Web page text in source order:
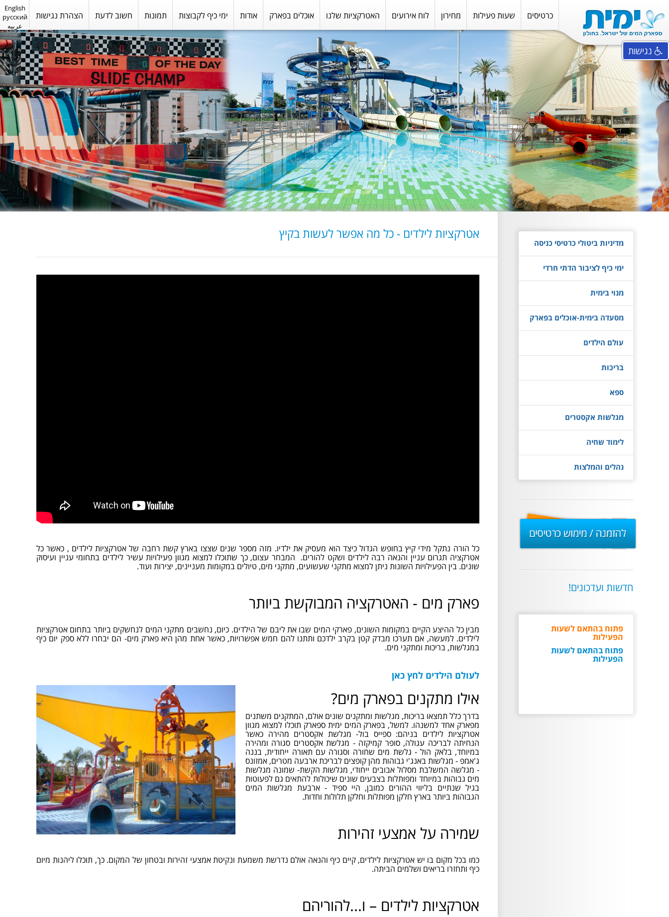
נגישות
English
русский
عربيه
כרטיסים שעות פעילות מחירון לוח אירועים האטרקציות שלנו אוכלים בפארק אודות ימי כיף לקבוצות תמונות חשוב לדעת הצהרת נגישות
מדיניות ביטולי כרטיסי כניסה
ימי כיף לציבור הדתי חרדי
מנוי בימית
מסעדה בימית-אוכלים בפארק
עולם הילדים
בריכות
ספא
מגלשות אקסטרים
לימוד שחיה
נהלים והמלצות
מימוש
חדשות ועדכונים!
המקום בתפוסה מלאה
תתאפשר כניסה רק למי
ששריין כרטיסים מראש
באתר של ימית
אטרקציות לילדים - כל מה אפשר לעשות בקיץ
כל הורה נתקל מידי קיץ בחופש הגדול כיצד הוא מעסיק את ילדיו. מזה מספר שנים שצצו בארץ קשת רחבה של אטרקציות לילדים , כאשר כל
אטרקציה תגרום עניין והנאה רבה לילדים ושקט להורים. המבחר עצום, כך שתוכלו למצוא מגוון פעילויות עשיר לילדים בתחומי עניין ועיסוק
שונים. בין הפעילויות השונות ניתן למצוא מתקני שעשועים, מתקני מים, טיולים במקומות מעניינים, יצירות ועוד.
פארק מים - האטרקציה המבוקשת ביותר
מבין כל ההיצע הקיים במקומות השונים, פארקי המים שבו את ליבם של הילדים. כיום, נחשבים מתקני המים לנחשקים ביותר בתחום אטרקציות
לילדים. למעשה, אם תערכו מבדק קטן בקרב ילדכם ותתנו להם חמש אפשרויות, כאשר אחת מהן היא פארק מים- הם יבחרו ללא ספק יום כיף
במגלשות, בריכות ומתקני מים.
לעולם הילדים לחץ כאן
אילו מתקנים בפארק מים?
בדרך כלל תמצאו בריכות, מגלשות ומתקנים שונים אולם, המתקנים משתנים
מפארק אחד למשנהו. למשל, בפארק המים ימית ספארק תוכלו למצוא מגוון
אטרקציות לילדים בניהם: ספייס בול- מגלשת אקסטרים מהירה כאשר
הנחיתה לבריכה עגולה, סופר קמיקזה - מגלשת אקסטרים סגורה ומהירה
במיוחד, בלאק הול - גלשת מים שחורה וסגורה עם תאורה ייחודית, בננה
ג'אמפ - מגלשות באנג'י גבוהות מהן קופצים לבריכת ארבעה מטרים, אמזונס
- מגלשה המשלבת מסלול אבובים ייחודי, מגלשות הקשת- שמונה מגלשות
מים גבוהות במיוחד ומפותלות בצבעים שונים שיכולות להתאים גם לפעוטות
בגיל שנתיים בליווי ההורים כמובן, היי ספיד - ארבעת מגלשות המים
הגבוהות ביותר בארץ חלקן מפותלות וחלקן תלולות וחדות.
שמירה על אמצעי זהירות
כמו בכל מקום בו יש אטרקציות לילדים, קיים כיף והנאה אולם נדרשת משמעת ונקיטת אמצעי זהירות ובטחון של המקום. כך, תוכלו ליהנות מיום
כיף ותחזרו בריאים ושלמים הביתה.
אטרקציות לילדים – ו...להוריהם